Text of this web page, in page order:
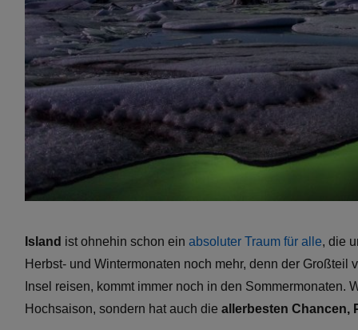
Island ist ohnehin schon ein absoluter Traum für alle, die
Herbst- und Wintermonaten noch mehr, denn der
Insel reisen, kommt immer noch in den Sommermonaten.
Hochsaison, sondern hat auch die allerbesten Chancen,